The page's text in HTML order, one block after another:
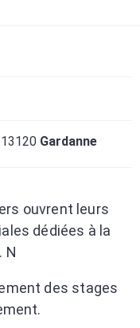
Gardanne
ouvrent leurs
dédiées à la
N
des stages